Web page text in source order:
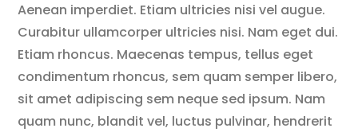
Aenean imperdiet. Etiam ultricies nisi vel augue.
Curabitur ullamcorper ultricies nisi. Nam eget dui.
Etiam rhoncus. Maecenas tempus, tellus eget
condimentum rhoncus, sem quam semper libero,
sit amet adipiscing sem neque sed ipsum. Nam
quam nunc, blandit vel, luctus pulvinar, hendrerit